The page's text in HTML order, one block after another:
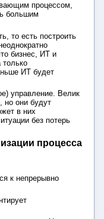
процессом,
большим
то есть построить
бизнес, ИТ и
только
ИТ будет
управление. Велик
но они будут
в них
без потерь
процесса
к непрерывно